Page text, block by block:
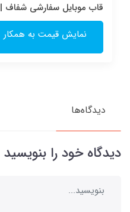
قاب موبایل سفارشی شفاف | Pink couple (کد 0601)
نمایش قیمت به همکار
دیدگاه‌ها
دیدگاه خود را بنویسید